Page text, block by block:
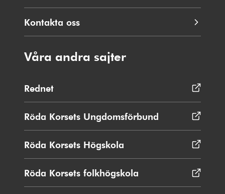
Kontakta oss
Våra andra sajter
Rednet
i
nytt
fönster
Röda Korsets Ungdomsförbund Öppnas
i
Röda Korsets Högskola
i
nytt
fönster
Röda Korsets folkhögskola
i